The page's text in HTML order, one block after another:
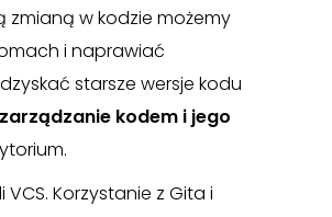
zmianą w kodzie możemy
i naprawiać
starsze wersje kodu
zarządzanie kodem i jego
Korzystanie z Gita i